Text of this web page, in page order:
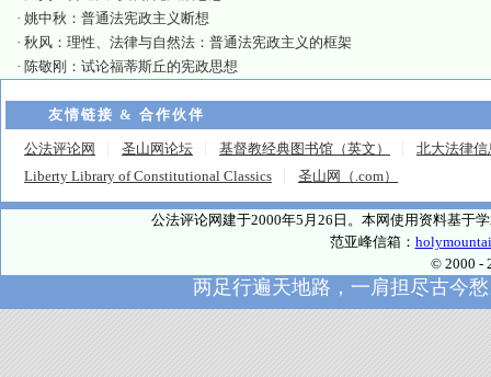
· 姚中秋：普通法宪政主义断想
· 秋风：理性、法律与自然法：普通法宪政主义的框架
· 陈敬刚：试论福蒂斯丘的宪政思想
友情链接 & 合作伙伴
公法评论网 圣山网论坛 基督教经典图书馆（英文）
北大法律信
Liberty Library of Constitutional Classics
圣山网（.com）
公法评论网建于2000年5月26日。本网使用资料基于
范亚峰信箱：
© 2000 -
两足行遍天地路，一肩担尽古今